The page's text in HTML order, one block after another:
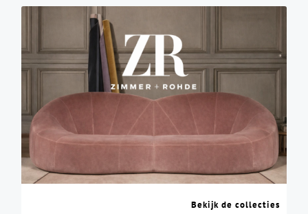
Bekijk de collecties